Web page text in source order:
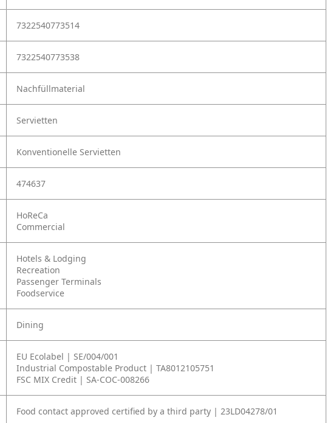
7322540773514
7322540773538
Nachfüllmaterial
Servietten
Konventionelle Servietten
474637
HoReCa
Commercial
Hotels & Lodging
Recreation
Passenger Terminals
Foodservice
Dining
EU Ecolabel | SE/004/001
Industrial Compostable Product | TA8012105751
FSC MIX Credit | SA-COC-008266
Food contact approved certified by a third party | 23LD04278/01